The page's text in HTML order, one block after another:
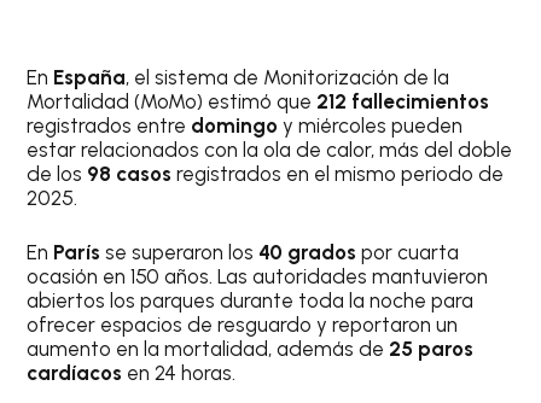
En España, el sistema de Monitorización de la
Mortalidad (MoMo) estimó que 212 fallecimientos
registrados entre domingoy miércoles pueden
estar relacionados con la ola de calor, más del doble
de los 98 casos registrados en el mismo periodo de
2025.
En París se superaron los 40 grados por cuarta
ocasión en 150 años. Las autoridades mantuvieron
abiertos los parques durante toda la noche para
ofrecer espacios de resguardo y reportaron un
aumento en la mortalidad, además de 25 paros
cardíacos en 24 horas.